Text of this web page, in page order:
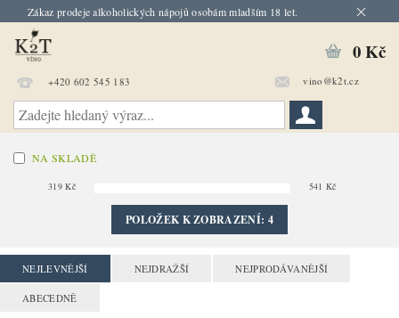
Zákaz prodeje alkoholických nápojů osobám mladším 18 let.
+420 602 545 183 vino@k2t.cz
0 Kč
NA SKLADĚ
319 Kč 541 Kč
POLOŽEK K ZOBRAZENÍ: 4
NEJLEVNĚJŠÍ NEJDRAŽŠÍ NEJPRODÁVANĚJŠÍ
ABECEDNĚ